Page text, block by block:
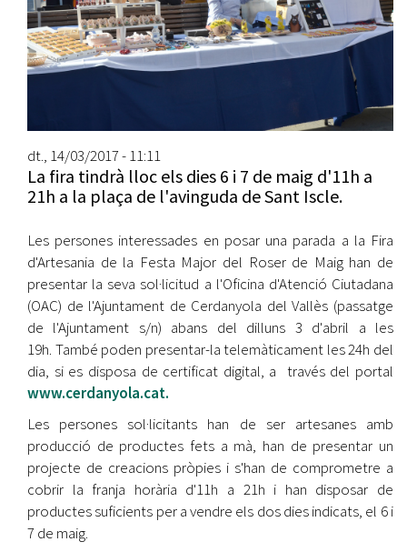
dt., 14/03/2017 - 11:11
La fira tindrà lloc els dies 6 i 7 de maig d'11h a
21h a la plaça de l'avinguda de Sant Iscle.
Les persones interessades en posar una parada a la Fira
d'Artesania de la Festa Major del Roser de Maig han de
presentar la seva sol·licitud a l'Oficina d'Atenció Ciutadana
(OAC) de l'Ajuntament de Cerdanyola del Vallès (passatge
de l'Ajuntament s/n) abans del dilluns 3 d'abril a les
19h. També poden presentar-la telemàticament les 24h del
dia, si es disposa de certificat digital, a través del portal
www.cerdanyola.cat.
Les persones sol·licitants han de ser artesanes amb
producció de productes fets a mà, han de presentar un
projecte de creacions pròpies i s'han de comprometre a
cobrir la franja horària d'11h a 21h i han disposar de
productes suficients per a vendre els dos dies indicats, el 6 i
7 de maig.